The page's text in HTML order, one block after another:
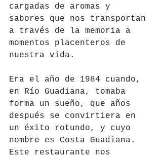
cargadas de aromas y
sabores que nos transportan
a través de la memoria a
momentos placenteros de
nuestra vida.
Era el año de 1984 cuando,
en Río Guadiana, tomaba
forma un sueño, que años
después se convirtiera en
un éxito rotundo, y cuyo
nombre es Costa Guadiana.
Este restaurante nos